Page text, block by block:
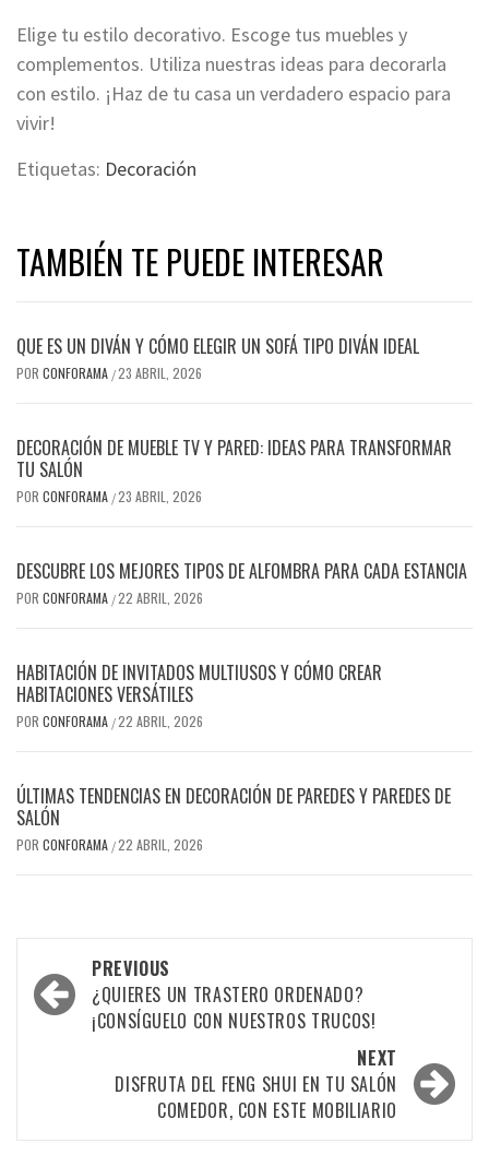
Elige tu estilo decorativo. Escoge tus muebles y
complementos. Utiliza nuestras ideas para decorarla
con estilo. ¡Haz de tu casa un verdadero espacio para
vivir!
Etiquetas: Decoración
TAMBIÉN TE PUEDE INTERESAR
QUE ES UN DIVÁN Y CÓMO ELEGIR UN SOFÁ TIPO DIVÁN IDEAL
POR CONFORAMA /23 ABRIL, 2026
DECORACIÓN DE MUEBLE TV Y PARED: IDEAS PARA TRANSFORMAR
TU SALÓN
POR CONFORAMA /23 ABRIL, 2026
DESCUBRE LOS MEJORES TIPOS DE ALFOMBRA PARA CADA ESTANCIA
POR CONFORAMA /22 ABRIL, 2026
HABITACIÓN DE INVITADOS MULTIUSOS Y CÓMO CREAR
HABITACIONES VERSÁTILES
POR CONFORAMA /22 ABRIL, 2026
ÚLTIMAS TENDENCIAS EN DECORACIÓN DE PAREDES Y PAREDES DE
SALÓN
POR CONFORAMA /22 ABRIL, 2026
Post
navigation
PREVIOUS
¿QUIERES UN TRASTERO ORDENADO?
¡CONSÍGUELO CON NUESTROS TRUCOS!
NEXT
DISFRUTA DEL FENG SHUI EN TU SALÓN
COMEDOR, CON ESTE MOBILIARIO